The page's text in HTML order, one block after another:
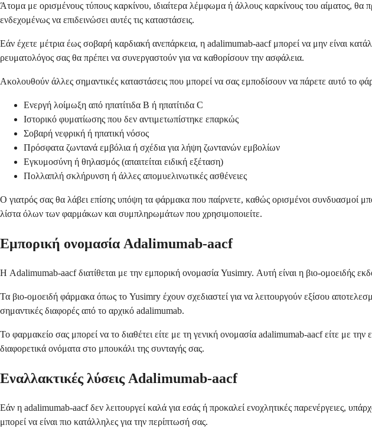
Άτομα με ορισμένους τύπους καρκίνου, ιδιαίτερα λέμφωμα ή άλλους καρκίνους του αίματος,
ενδεχομένως να επιδεινώσει αυτές τις καταστάσεις.
Εάν έχετε μέτρια έως σοβαρή καρδιακή ανεπάρκεια, η adalimumab-aacf μπορεί να μην είναι
ρευματολόγος σας θα πρέπει να συνεργαστούν για να καθορίσουν την ασφάλεια.
Ακολουθούν άλλες σημαντικές καταστάσεις που μπορεί να σας εμποδίσουν να πάρετε αυτό το
Ενεργή λοίμωξη από ηπατίτιδα Β ή ηπατίτιδα C
Ιστορικό φυματίωσης που δεν αντιμετωπίστηκε επαρκώς
Σοβαρή νεφρική ή ηπατική νόσος
Πρόσφατα ζωντανά εμβόλια ή σχέδια για λήψη ζωντανών εμβολίων
Εγκυμοσύνη ή θηλασμός (απαιτείται ειδική εξέταση)
Πολλαπλή σκλήρυνση ή άλλες απομυελινωτικές ασθένειες
Ο γιατρός σας θα λάβει επίσης υπόψη τα φάρμακα που παίρνετε, καθώς ορισμένοι συνδυασμοί
λίστα όλων των φαρμάκων και συμπληρωμάτων που χρησιμοποιείτε.
Εμπορική ονομασία Adalimumab-aacf
Η Adalimumab-aacf διατίθεται με την εμπορική ονομασία Yusimry. Αυτή είναι η βιο-ομοειδής
Τα βιο-ομοειδή φάρμακα όπως το Yusimry έχουν σχεδιαστεί για να λειτουργούν εξίσου
σημαντικές διαφορές από το αρχικό adalimumab.
Το φαρμακείο σας μπορεί να το διαθέτει είτε με τη γενική ονομασία adalimumab-aacf είτε με
διαφορετικά ονόματα στο μπουκάλι της συνταγής σας.
Εναλλακτικές λύσεις Adalimumab-aacf
Εάν η adalimumab-aacf δεν λειτουργεί καλά για εσάς ή προκαλεί ενοχλητικές παρενέργειες,
μπορεί να είναι πιο κατάλληλες για την περίπτωσή σας.